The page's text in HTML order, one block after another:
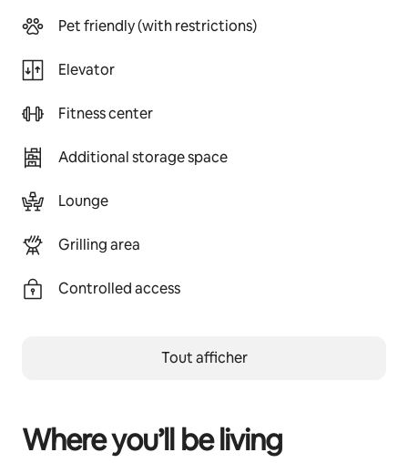
Pet friendly (with restrictions)
Elevator
Fitness center
Additional storage space
Lounge
Grilling area
Controlled access
Tout afficher
Where you’ll be living